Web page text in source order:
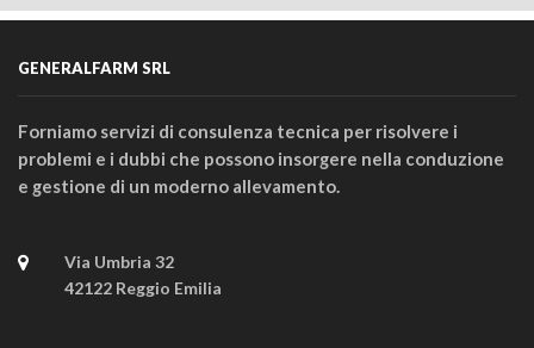
GENERALFARM SRL
Forniamo servizi di consulenza tecnica per risolvere i
problemi e i dubbi che possono insorgere nella conduzione
e gestione di un moderno allevamento.
Via Umbria 32
42122 Reggio Emilia